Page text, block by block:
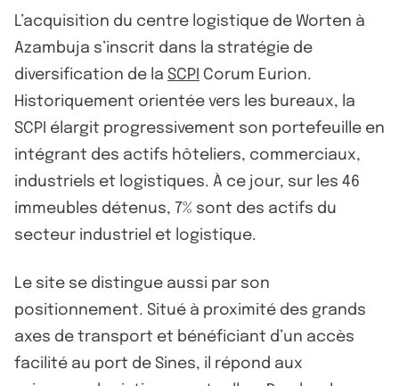
L’acquisition du centre logistique de Worten à
Azambuja s’inscrit dans la stratégie de
diversification de la SCPI Corum Eurion.
Historiquement orientée vers les bureaux, la
SCPI élargit progressivement son portefeuille en
intégrant des actifs hôteliers, commerciaux,
industriels et logistiques. À ce jour, sur les 46
immeubles détenus, 7% sont des actifs du
secteur industriel et logistique.
Le site se distingue aussi par son
positionnement. Situé à proximité des grands
axes de transport et bénéficiant d’un accès
facilité au port de Sines, il répond aux